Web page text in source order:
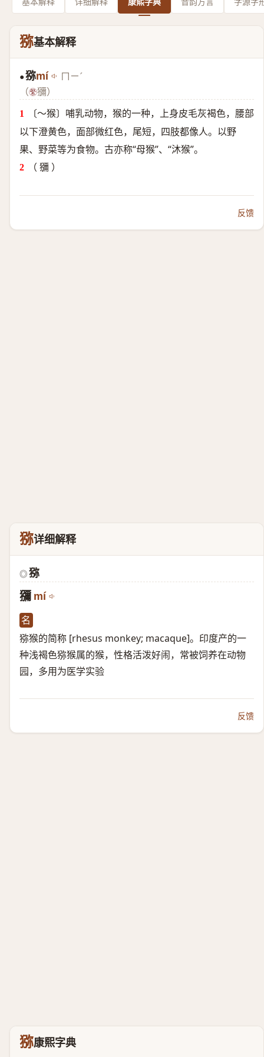
猕基本解释
●猕mí ㄇㄧˊ
（
獼）
〔～猴〕哺乳动物，猴的一种，上身皮毛灰褐色，腰部
以下澄黄色，面部微红色，尾短，四肢都像人。以野
果、野菜等为食物。古亦称“母猴”、“沐猴”。
（ 獼 ）
反馈
猕详细解释
◎ 猕
獼 mí
名
猕猴的简称 [rhesus monkey; macaque]。印度产的一
种浅褐色猕猴属的猴，性格活泼好闹，常被饲养在动物
园，多用为医学实验
反馈
猕康熙字典